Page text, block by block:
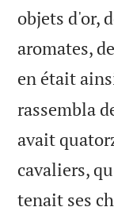
objets d'or,
aromates,
en était
rassembla
avait
cavaliers,
tenait ses